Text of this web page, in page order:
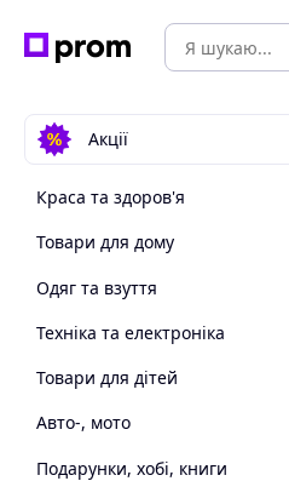
Акції
Краса та здоров'я
Товари для дому
Одяг та взуття
Техніка та електроніка
Товари для дітей
Авто-, мото
Подарунки, хобі, книги